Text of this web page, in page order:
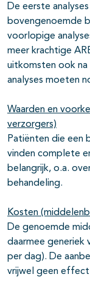
De eerste
bovengenoemde
voorlopige
meer krachtige
uitkomsten ook
analyses moeten
Waarden en
verzorgers)
Patiënten die een
vinden complete
belangrijk, o.a.
behandeling.
Kosten
De genoemde
daarmee generiek
per dag). De
vrijwel geen